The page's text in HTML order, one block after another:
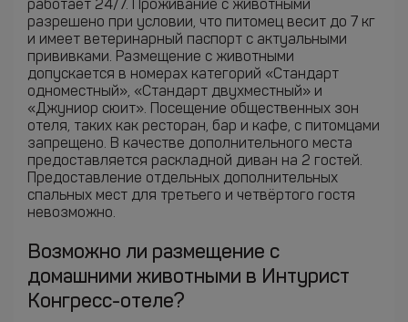
работает 24/7. Проживание с животными
разрешено при условии, что питомец весит до 7 кг
и имеет ветеринарный паспорт с актуальными
прививками. Размещение с животными
допускается в номерах категорий «Стандарт
одноместный», «Стандарт двухместный» и
«Джуниор сюит». Посещение общественных зон
отеля, таких как ресторан, бар и кафе, с питомцами
запрещено. В качестве дополнительного места
предоставляется раскладной диван на 2 гостей.
Предоставление отдельных дополнительных
спальных мест для третьего и четвёртого гостя
невозможно.
Возможно ли размещение с
домашними животными в Интурист
Конгресс-отеле?